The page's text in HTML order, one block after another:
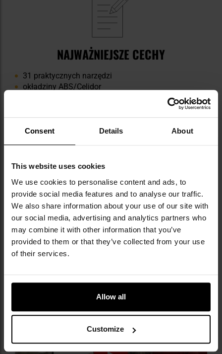
Consent Details About
This website uses cookies
We use cookies to personalise content and ads, to
provide social media features and to analyse our traffic.
We also share information about your use of our site with
our social media, advertising and analytics partners who
may combine it with other information that you’ve
provided to them or that they’ve collected from your use
of their services.
Allow all
Customize
NAJWAŻNIEJSZE CECHY
31 praktycznych narzędzi
okładziny ABS/Celidor
DANE TECHNICZNE
Kolor: Black
Okładziny: ABS/Celidor
Wysokość: 33 mm
Długość: 91 mm
Szerokość: 26 mm
Waga: 185 g